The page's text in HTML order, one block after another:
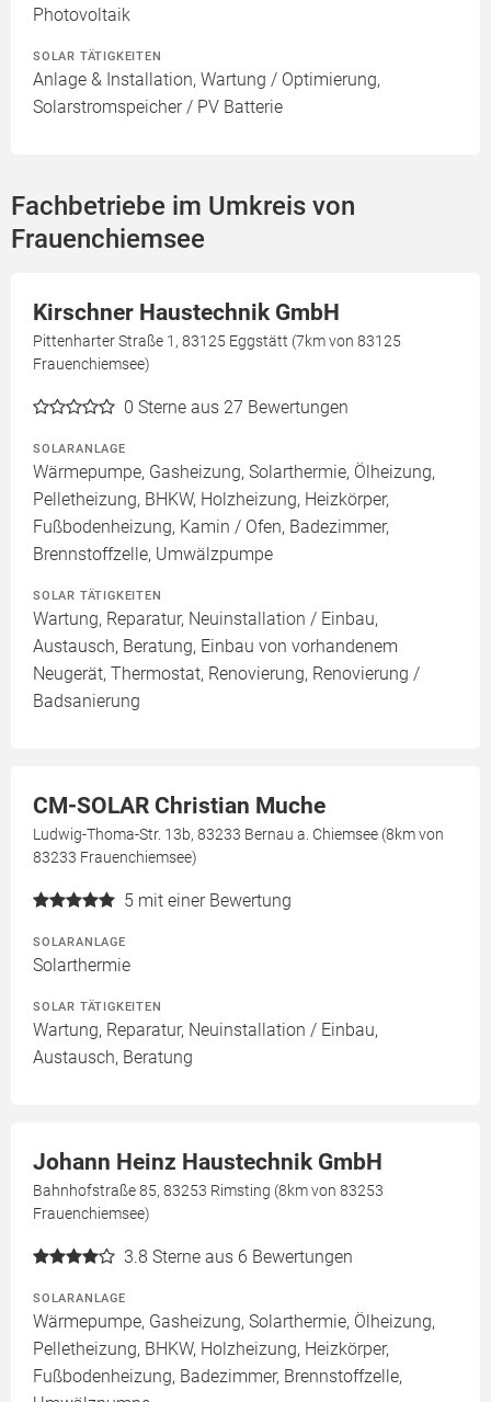
Photovoltaik
SOLAR TÄTIGKEITEN
Anlage & Installation, Wartung / Optimierung,
Solarstromspeicher / PV Batterie
Fachbetriebe im Umkreis von
Frauenchiemsee
Kirschner Haustechnik GmbH
Pittenharter Straße 1, 83125 Eggstätt (7km von 83125
Frauenchiemsee)
0 Sterne aus 27 Bewertungen
SOLARANLAGE
Wärmepumpe, Gasheizung, Solarthermie, Ölheizung,
Pelletheizung, BHKW, Holzheizung, Heizkörper,
Fußbodenheizung, Kamin / Ofen, Badezimmer,
Brennstoffzelle, Umwälzpumpe
SOLAR TÄTIGKEITEN
Wartung, Reparatur, Neuinstallation / Einbau,
Austausch, Beratung, Einbau von vorhandenem
Neugerät, Thermostat, Renovierung, Renovierung /
Badsanierung
CM-SOLAR Christian Muche
Ludwig-Thoma-Str. 13b, 83233 Bernau a. Chiemsee (8km von
83233 Frauenchiemsee)
5 mit einer Bewertung
SOLARANLAGE
Solarthermie
SOLAR TÄTIGKEITEN
Wartung, Reparatur, Neuinstallation / Einbau,
Austausch, Beratung
Johann Heinz Haustechnik GmbH
Bahnhofstraße 85, 83253 Rimsting (8km von 83253
Frauenchiemsee)
3.8 Sterne aus 6 Bewertungen
SOLARANLAGE
Wärmepumpe, Gasheizung, Solarthermie, Ölheizung,
Pelletheizung, BHKW, Holzheizung, Heizkörper,
Fußbodenheizung, Badezimmer, Brennstoffzelle,